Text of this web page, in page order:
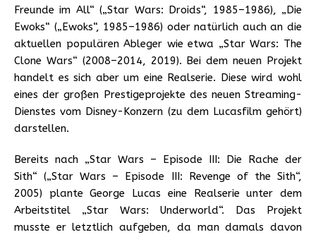
Freunde im All“ („Star Wars: Droids“, 1985–1986), „Die
Ewoks“ („Ewoks“, 1985–1986) oder natürlich auch an die
aktuellen populären Ableger wie etwa „Star Wars: The
Clone Wars“ (2008–2014, 2019). Bei dem neuen Projekt
handelt es sich aber um eine Realserie. Diese wird wohl
eines der großen Prestigeprojekte des neuen Streaming-
Dienstes vom Disney-Konzern (zu dem Lucasfilm gehört)
darstellen.
Bereits nach „Star Wars – Episode III: Die Rache der
Sith“ („Star Wars – Episode III: Revenge of the Sith“,
2005) plante George Lucas eine Realserie unter dem
Arbeitstitel „Star Wars: Underworld“. Das Projekt
musste er letztlich aufgeben, da man damals davon